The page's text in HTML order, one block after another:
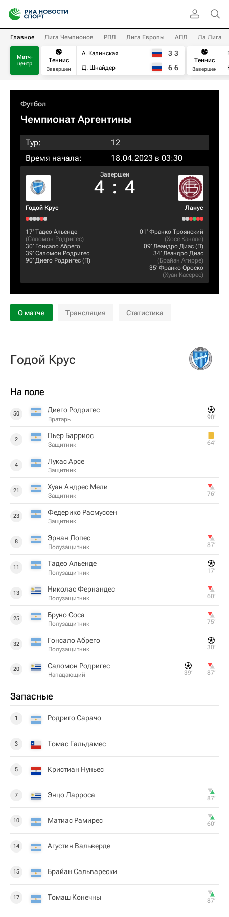
Главное Лига Чемпионов РПЛ Лига Европы АПЛ Ла Лига
Матч-
центр
Теннис
Завершен
А. Калинская
Д. Шнайдер
3 3
6 6
Теннис
Завершен
Футбол
Чемпионат Аргентины
Тур:
12
Время начала:
18.04.2023 в 03:30
Годой Крус
Завершен
4 : 4
Ланус
17‎’‎ Тадео Альенде
(Саломон Родригес)
30‎’‎ Гонсало Абрего
39‎’‎ Саломон Родригес
90‎’‎ Диего Родригес (П)
01‎’‎ Франко Троянский
(Хосе Канале)
09‎’‎ Леандро Диас (П)
34‎’‎ Леандро Диас
(Брайан Агирре)
35‎’‎ Франко Ороско
(Хуан Касерес)
О матче Трансляция Статистика
Годой Крус
На поле
50 Диего Родригес
Вратарь 90‎’‎
2 Пьер Барриос
Защитник 64‎’‎
4 Лукас Арсе
Защитник
21 Хуан Андрес Мели
Защитник 76‎’‎
23 Федерико Расмуссен
Защитник
8 Эрнан Лопес
Полузащитник 87‎’‎
11 Тадео Альенде
Полузащитник 17‎’‎
13 Николас Фернандес
Полузащитник 60‎’‎
25 Бруно Соса
Полузащитник 75‎’‎
32 Гонсало Абрего
Полузащитник 30‎’‎
20 Саломон Родригес
Нападающий 39‎’‎ 87‎’‎
Запасные
1 Родриго Сарачо
3 Томас Гальдамес
5 Кристиан Нуньес
7 Энцо Ларроса 87‎’‎
10 Матиас Рамирес 60‎’‎
14 Агустин Вальверде
15 Брайан Сальварески
17 Томаш Конечны 87‎’‎